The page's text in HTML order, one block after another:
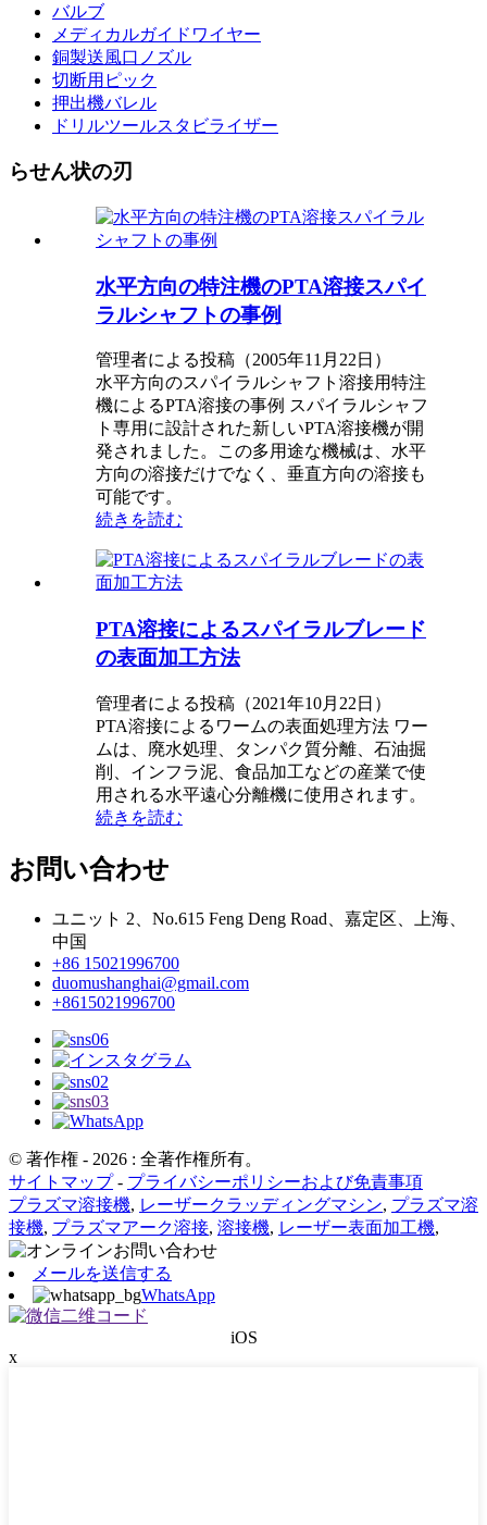
バルブ
メディカルガイドワイヤー
銅製送風口ノズル
切断用ピック
押出機バレル
ドリルツールスタビライザー
らせん状の刃
水平方向の特注機のPTA溶接スパイ
ラルシャフトの事例
管理者による投稿（2005年11月22日）
水平方向のスパイラルシャフト溶接用特注
機によるPTA溶接の事例 スパイラルシャフ
ト専用に設計された新しいPTA溶接機が開
発されました。この多用途な機械は、水平
方向の溶接だけでなく、垂直方向の溶接も
可能です。
続きを読む
PTA溶接によるスパイラルブレード
の表面加工方法
管理者による投稿（2021年10月22日）
PTA溶接によるワームの表面処理方法 ワー
ムは、廃水処理、タンパク質分離、石油掘
削、インフラ泥、食品加工などの産業で使
用される水平遠心分離機に使用されます。
続きを読む
お問い合わせ
ユニット 2、No.615 Feng Deng Road、嘉定区、上海、
中国
+86 15021996700
duomushanghai@gmail.com
+8615021996700
© 著作権 - 2026 : 全著作権所有。
サイトマップ- プライバシーポリシーおよび免責事項
プラズマ溶接機, レーザークラッディングマシン, プラズマ溶
接機, プラズマアーク溶接, 溶接機, レーザー表面加工機,
メールを送信する
WhatsApp
iOS
x